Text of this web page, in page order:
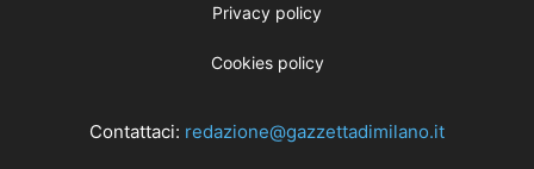
Privacy policy
Cookies policy
Contattaci: redazione@gazzettadimilano.it